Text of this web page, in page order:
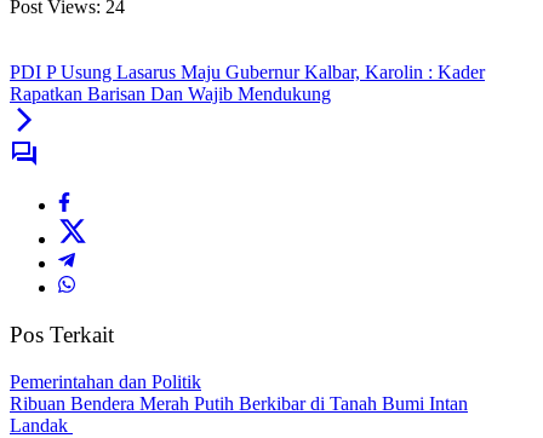
Post Views: 24
PDI P Usung Lasarus Maju Gubernur Kalbar, Karolin : Kader
Rapatkan Barisan Dan Wajib Mendukung
Pos Terkait
Pemerintahan dan Politik
Ribuan Bendera Merah Putih Berkibar di Tanah Bumi Intan
Landak